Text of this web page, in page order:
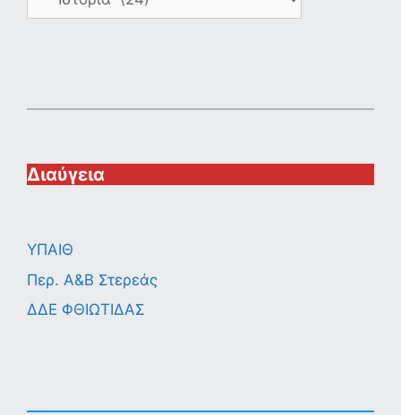
Διαύγεια
ΥΠΑΙΘ
Περ. A&B Στερεάς
ΔΔΕ ΦΘΙΩΤΙΔΑΣ